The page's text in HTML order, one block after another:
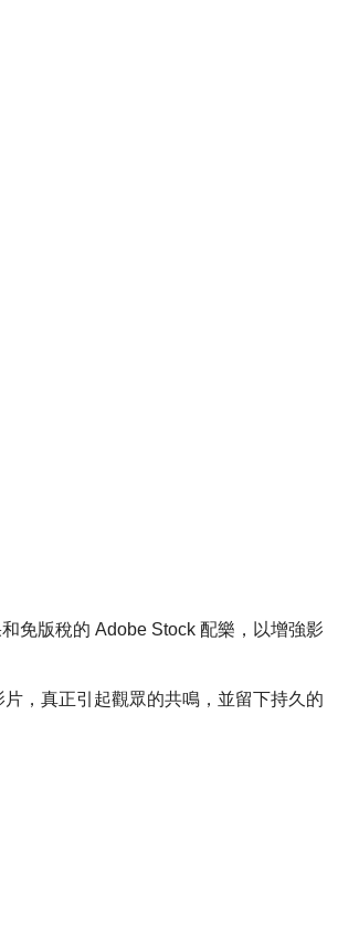
免版稅的 Adobe Stock 配樂，以增強影
，真正引起觀眾的共鳴，並留下持久的